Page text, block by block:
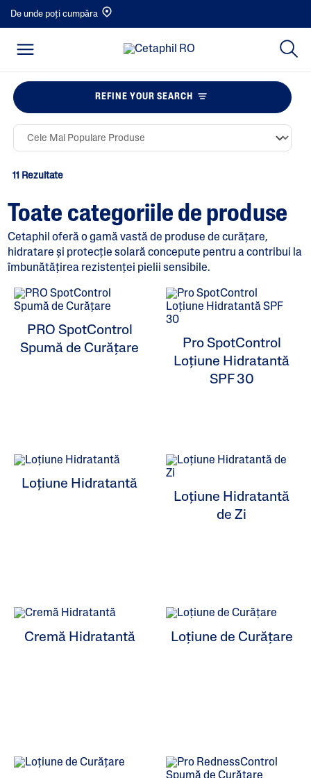
De unde poți cumpăra
REFINE YOUR SEARCH
ALL FILTERS
Îngrijire Specială
11 Rezultate
Toate categoriile de produse
Cetaphil oferă o gamă vastă de produse de curățare,
hidratare și protecție solară concepute pentru a contribui la
îmbunătățirea rezistenței pielii sensibile.
PRO SpotControl
Spumă de Curățare
Pro SpotControl
Loțiune Hidratantă
SPF 30
Loțiune Hidratantă
Loțiune Hidratantă
de Zi
Cremă Hidratantă Loțiune de Curățare